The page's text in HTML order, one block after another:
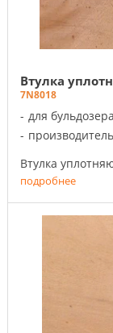
Втулка
7N8018
для
Втулка
подробнее